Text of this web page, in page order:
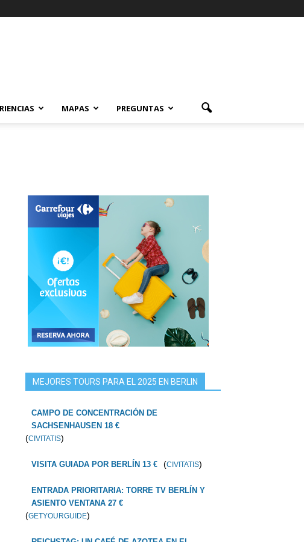
MAPAS PREGUNTAS
MEJORES TOURS PARA EL 2025 EN BERLIN
CAMPO DE CONCENTRACIÓN DE
SACHSENHAUSEN 18 €
(CIVITATIS)
VISITA GUIADA POR BERLÍN 13 € (CIVITATIS)
ENTRADA PRIORITARIA: TORRE TV BERLÍN Y
ASIENTO VENTANA 27 €
(GETYOURGUIDE)